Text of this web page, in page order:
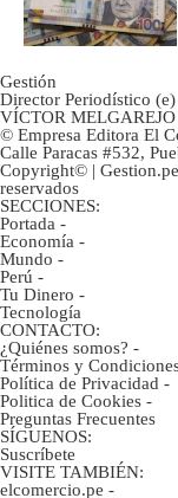
Gestión
Director Periodístico (e)
VÍCTOR MELGAREJO
© Empresa Editora El
Calle Paracas #532,
Copyright© |
reservados
SECCIONES:
Portada -
Economía -
Mundo -
Perú -
Tu Dinero -
Tecnología
CONTACTO:
¿Quiénes somos? -
Términos y
Política de Privacidad -
Politica de Cookies -
Preguntas Frecuentes
SÍGUENOS:
Suscríbete
VISITE TAMBIÉN:
elcomercio.pe -